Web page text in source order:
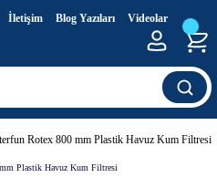
İletişim Blog Yazıları Videolar
Rotex 800 mm Plastik Havuz Kum Filtresi